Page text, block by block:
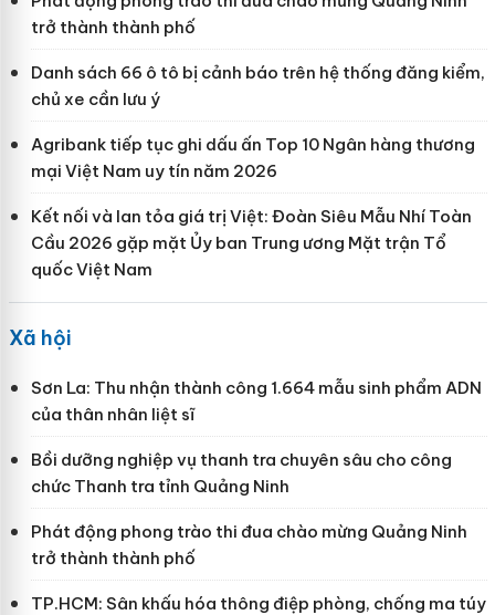
trở thành thành phố
Danh sách 66 ô tô bị cảnh báo trên hệ thống đăng kiểm,
chủ xe cần lưu ý
Agribank tiếp tục ghi dấu ấn Top 10 Ngân hàng thương
mại Việt Nam uy tín năm 2026
Kết nối và lan tỏa giá trị Việt: Đoàn Siêu Mẫu Nhí Toàn
Cầu 2026 gặp mặt Ủy ban Trung ương Mặt trận Tổ
quốc Việt Nam
Xã hội
Sơn La: Thu nhận thành công 1.664 mẫu sinh phẩm ADN
của thân nhân liệt sĩ
Bồi dưỡng nghiệp vụ thanh tra chuyên sâu cho công
chức Thanh tra tỉnh Quảng Ninh
Phát động phong trào thi đua chào mừng Quảng Ninh
trở thành thành phố
TP.HCM: Sân khấu hóa thông điệp phòng, chống ma túy